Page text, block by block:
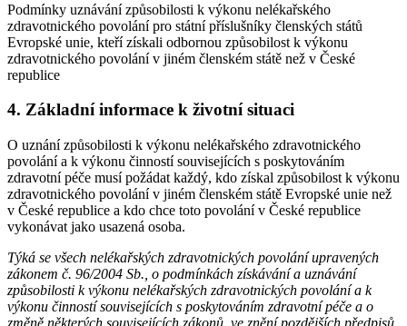
Podmínky uznávání způsobilosti k výkonu nelékařského
zdravotnického povolání pro státní příslušníky členských států
Evropské unie, kteří získali odbornou způsobilost k výkonu
zdravotnického povolání v jiném členském státě než v České
republice
4. Základní informace k životní situaci
O uznání způsobilosti k výkonu nelékařského zdravotnického
povolání a k výkonu činností souvisejících s poskytováním
zdravotní péče musí požádat každý, kdo získal způsobilost k výkonu
zdravotnického povolání v jiném členském státě Evropské unie než
v České republice a kdo chce toto povolání v České republice
vykonávat jako usazená osoba.
Týká se všech nelékařských zdravotnických povolání upravených
zákonem č. 96/2004 Sb., o podmínkách získávání a uznávání
způsobilosti k výkonu nelékařských zdravotnických povolání a k
výkonu činností souvisejících s poskytováním zdravotní péče a o